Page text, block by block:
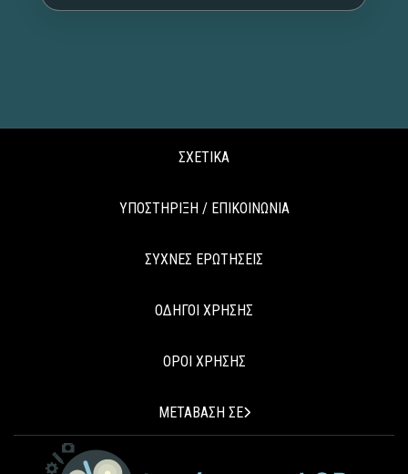
ΣΧΕΤΙΚΑ
ΥΠΟΣΤΗΡΙΞΗ / ΕΠΙΚΟΙΝΩΝΙΑ
ΣΥΧΝΕΣ ΕΡΩΤΗΣΕΙΣ
ΟΔΗΓΟΙ ΧΡΗΣΗΣ
ΟΡΟΙ ΧΡΗΣΗΣ
ΜΕΤΑΒΑΣΗ ΣΕ